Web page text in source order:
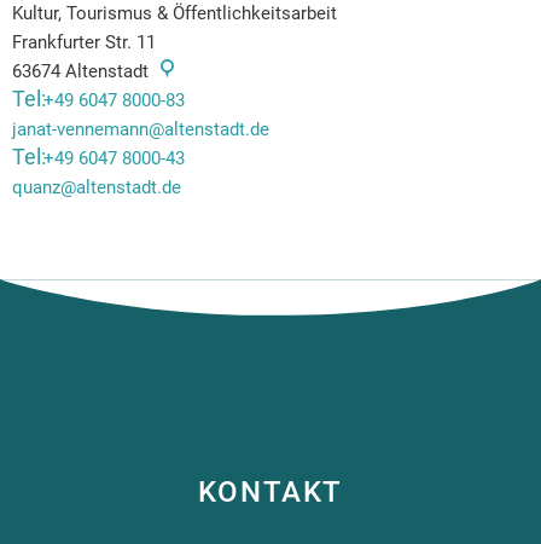
Kultur, Tourismus & Öffentlichkeitsarbeit
Frankfurter Str. 11
63674 Altenstadt
+49 6047 8000-83
janat-vennemann@altenstadt.de
+49 6047 8000-43
quanz@altenstadt.de
KONTAKT